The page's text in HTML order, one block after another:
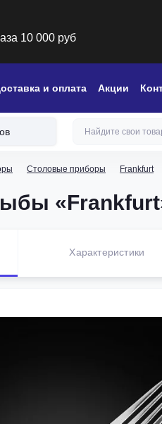
10 000 руб
и оплата Акции
Столовые приборы Frankfurt
Характеристики